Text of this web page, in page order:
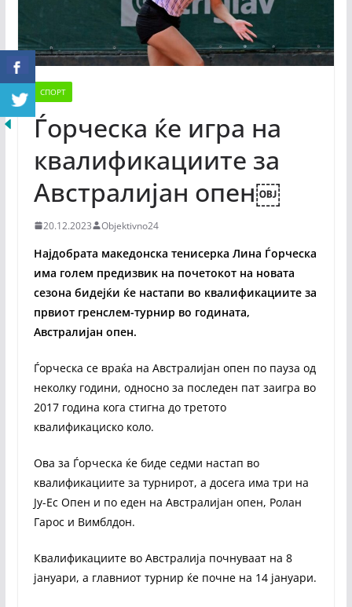
СПОРТ
Ѓорческа ќе игра на
квалификациите за
Австралијан опен￼
20.12.2023 Objektivno24
Најдобрата македонска тенисерка Лина Ѓорческа
има голем предизвик на почетокот на новата
сезона бидејќи ќе настапи во квалификациите за
првиот гренслем-турнир во годината,
Австралијан опен.
Ѓорческа се враќа на Австралијан опен по пауза од
неколку години, односно за последен пат заигра во
2017 година кога стигна до третото
квалификациско коло.
Ова за Ѓорческа ќе биде седми настап во
квалификациите за турнирот, а досега има три на
Ју-Ес Опен и по еден на Австралијан опен, Ролан
Гарос и Вимблдон.
Квалификациите во Австралија почнуваат на 8
јануари, а главниот турнир ќе почне на 14 јануари.